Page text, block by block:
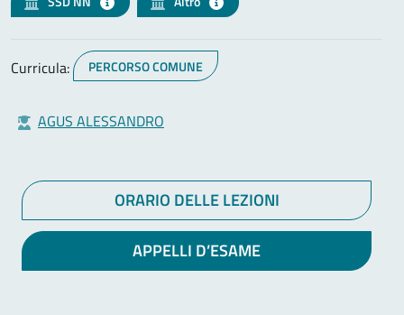
Curricula: PERCORSO COMUNE
AGUS ALESSANDRO
ORARIO DELLE LEZIONI
APPELLI D’ESAME